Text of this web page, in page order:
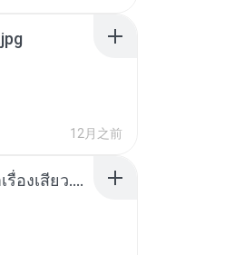
12月之前
เมียน้อยเหงา พาเสียวค่ะ18+เล่าเรื่องเสียว.mp3